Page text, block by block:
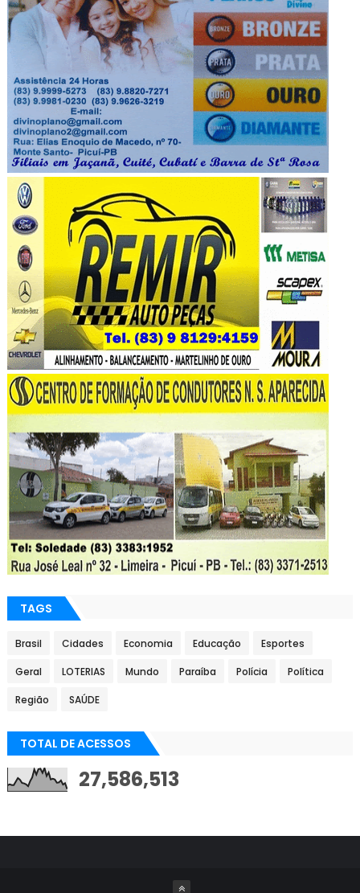
TAGS
Brasil Cidades Economia Educação Esportes
Geral LOTERIAS Mundo Paraíba Polícia Política
Região SAÚDE
TOTAL DE ACESSOS
27,586,513